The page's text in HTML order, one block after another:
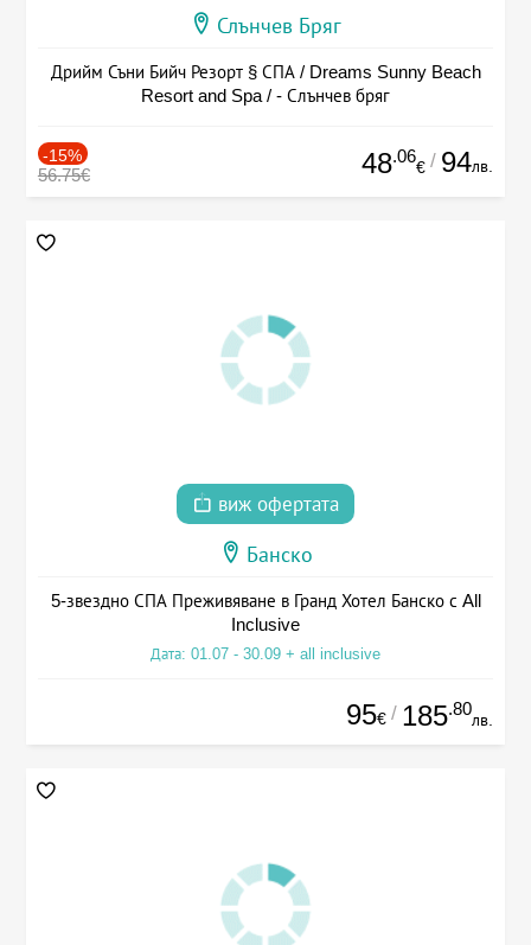
Слънчев Бряг
Дрийм Съни Бийч Резорт § СПА / Dreams Sunny Beach
Resort and Spa / - Слънчев бряг
-15%
56.75€ 48.06
€ / 94лв.
виж офертата
Банско
5-звездно СПА Преживяване в Гранд Хотел Банско с All
Inclusive
Дата: 01.07 - 30.09 + all inclusive
95€ / 185.80
лв.